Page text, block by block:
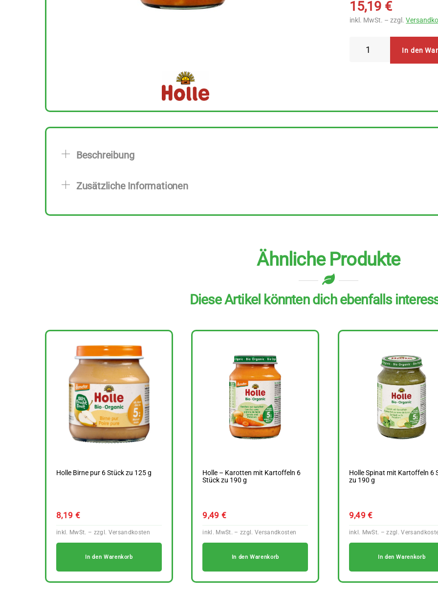
15,19 €
inkl. MwSt. – zzgl.
Stück
zu
In den
Beschreibung
Zusätzliche Informationen
Ähnliche Produkte
Diese Artikel könnten dich ebenfalls
Holle Birne pur 6 Stück zu 125 g
8,19 €
In den Warenkorb
Holle – Karotten mit Kartoffeln 6
Stück zu 190 g
9,49 €
In den Warenkorb
Holle Spinat mit Kartoffeln 6
zu 190 g
9,49€
In den Warenkorb